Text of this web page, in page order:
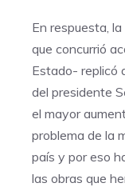
En respuesta,
que concurrió
Estado- replicó
del presidente
el mayor
problema de la
país y por eso
las obras que